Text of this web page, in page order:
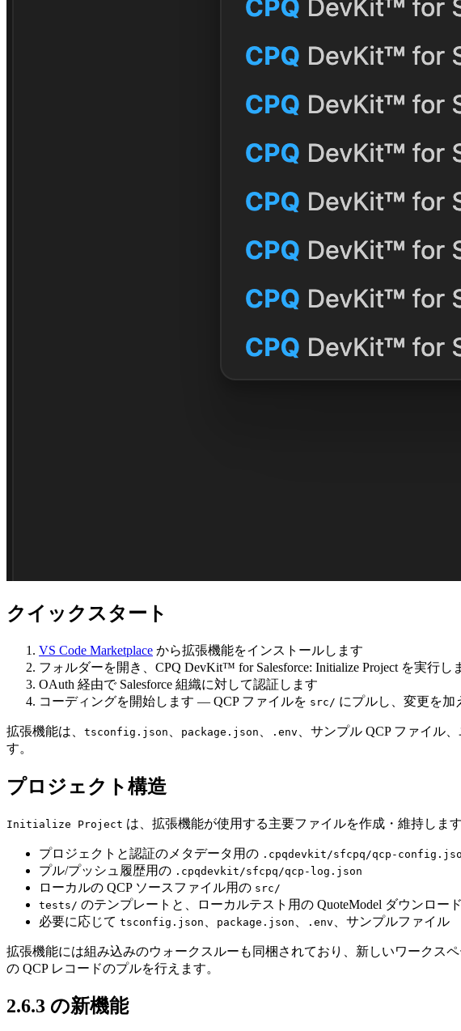
クイックスタート
VS Code Marketplace から拡張機能をインストールします
フォルダーを開き CPQ DevKit™ for Salesforce: Initialize Project を実行し
OAuth 経由で Salesforce 組織に対して認証 します
コーディングを開始します — QCP ファイルを src/ にプルし、変更を加
拡張機能は、 tsconfig.json package.json .env
、サンプル QCP ファイル
す。
プロジェクト構造
Initialize Project は、拡張機能が使用する主要ファイルを作成・維持します
プロジェクトと認証のメタデータ用の .cpqdevkit/sfcpq/qcp-
プル/プッシュ履歴用の .cpqdevkit/sfcpq/qcp-log.json
ローカルの QCP ソースファイル用の src/
tests/ のテンプレートと、ローカルテスト用の QuoteModel ダウンロード
必要に応じて tsconfig.json package.json .env 、サンプルファイル
拡張機能には組み込みのウォークスルーも同梱されており、新しいワークス
の QCP レコードのプルを行えます。
2.6.3 の新機能